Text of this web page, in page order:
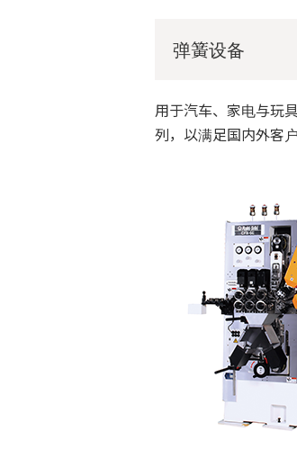
弹簧设备
用于汽车、家电与玩
列，以满足国内外客